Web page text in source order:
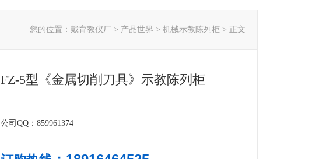
您的位置： 戴育教仪厂 > 产品世界 > 机械示教陈列柜 > 正文
FZ-5型《金属切削刀具》示教陈列柜
公司QQ：859961374